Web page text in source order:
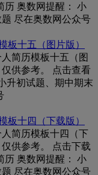
历 奥数网提醒： 小
尽在奥数网公众号
板十五（图片版）
简历模板十五（图
供参考。 点击查看
升初试题、期中期末
板十四（下载版）
简历模板十四（下
供参考。 点击下载
历 奥数网提醒： 小
尽在奥数网公众号